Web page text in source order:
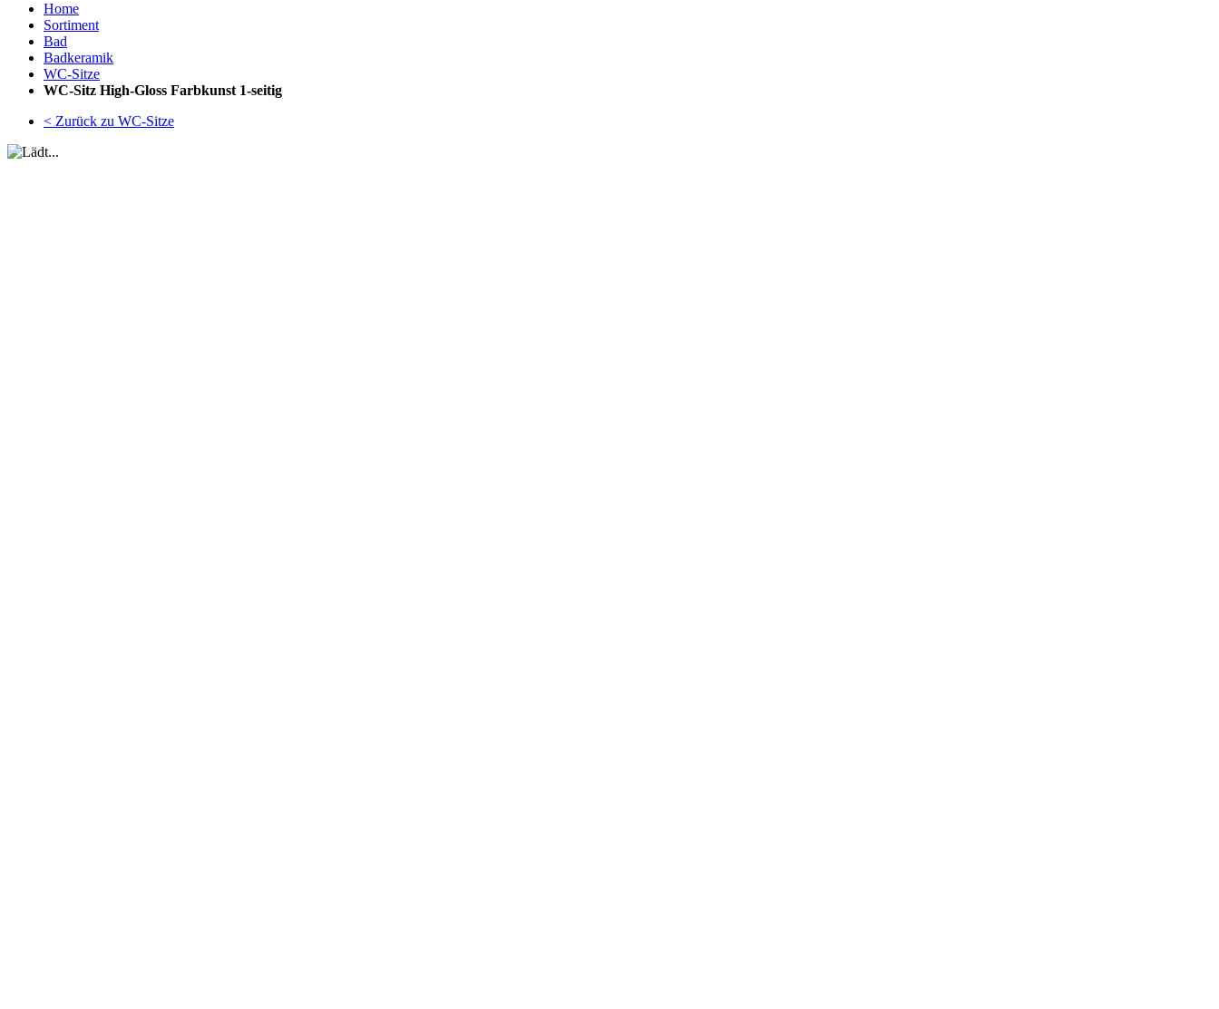
Home
Sortiment
Bad
Badkeramik
WC-Sitze
WC-Sitz High-Gloss Farbkunst 1-seitig
< Zurück zu WC-Sitze